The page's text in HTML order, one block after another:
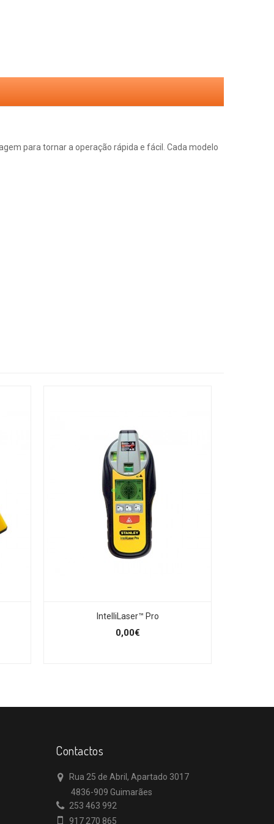
para tornar a operação rápida e fácil. Cada modelo
IntelliLaser™ Pro
0,00€
Contactos
Rua 25 de Abril, Apartado 3017
4836-909 Guimarães
253 463 992
917 270 865